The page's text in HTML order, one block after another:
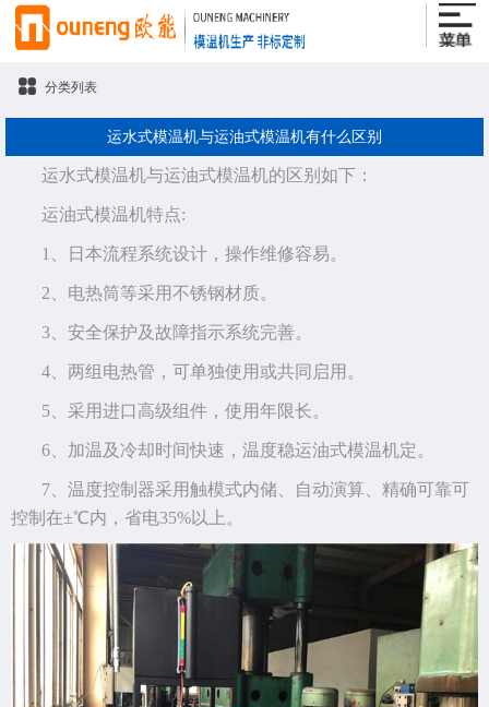
分类列表
运水式模温机与运油式模温机有什么区别
运水式模温机与运油式模温机的区别如下：
运油式模温机特点:
1、日本流程系统设计，操作维修容易。
2、电热筒等采用不锈钢材质。
3、安全保护及故障指示系统完善。
4、两组电热管，可单独使用或共同启用。
5、采用进口高级组件，使用年限长。
6、加温及冷却时间快速，温度稳运油式模温机定。
7、温度控制器采用触模式内储、自动演算、精确可靠可
控制在±℃内，省电35%以上。